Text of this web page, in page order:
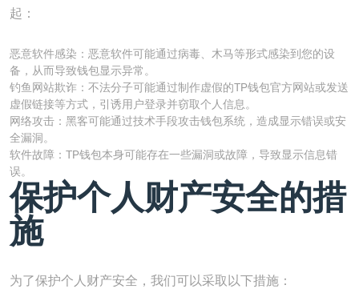
起：
恶意软件感染：恶意软件可能通过病毒、木马等形式感染到您的设
备，从而导致钱包显示异常。
钓鱼网站欺诈：不法分子可能通过制作虚假的TP钱包官方网站或发送
虚假链接等方式，引诱用户登录并窃取个人信息。
网络攻击：黑客可能通过技术手段攻击钱包系统，造成显示错误或安
全漏洞。
软件故障：TP钱包本身可能存在一些漏洞或故障，导致显示信息错
误。
保护个人财产安全的措
施
为了保护个人财产安全，我们可以采取以下措施：